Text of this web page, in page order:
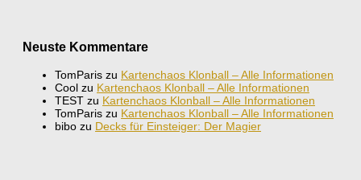
Neuste Kommentare
TomParis zu Kartenchaos Klonball – Alle Informationen
Cool zu Kartenchaos Klonball – Alle Informationen
TEST zu Kartenchaos Klonball – Alle Informationen
TomParis zu Kartenchaos Klonball – Alle Informationen
bibo zu Decks für Einsteiger: Der Magier